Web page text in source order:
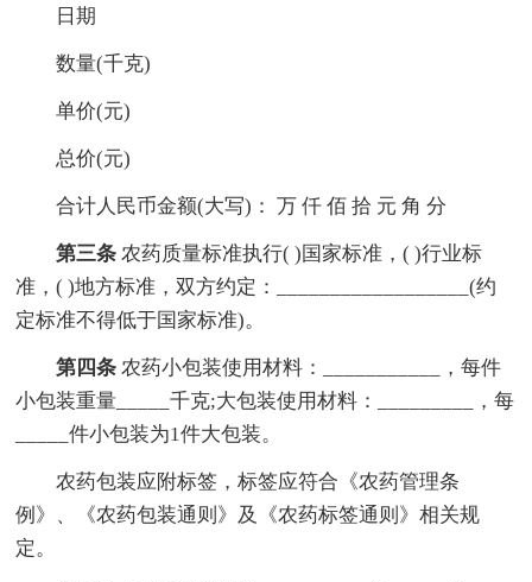
日期
数量(千克)
单价(元)
总价(元)
合计人民币金额(大写)： 万 仟 佰 拾 元 角 分
第三条 农药质量标准执行( )国家标准，( )行业标
准，( )地方标准，双方约定：__________________(约
定标准不得低于国家标准)。
第四条 农药小包装使用材料：___________，每件
小包装重量_____千克;大包装使用材料：_________，每
_____件小包装为1件大包装。
农药包装应附标签，标签应符合《农药管理条
例》、《农药包装通则》及《农药标签通则》相关规
定。